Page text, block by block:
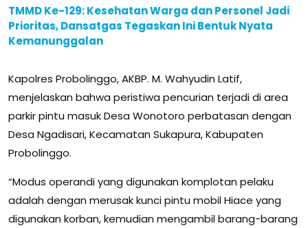
TMMD Ke-129: Kesehatan Warga dan Personel Jadi
Prioritas, Dansatgas Tegaskan Ini Bentuk Nyata
Kemanunggalan
Kapolres Probolinggo, AKBP. M. Wahyudin Latif,
menjelaskan bahwa peristiwa pencurian terjadi di area
parkir pintu masuk Desa Wonotoro perbatasan dengan
Desa Ngadisari, Kecamatan Sukapura, Kabupaten
Probolinggo.
“Modus operandi yang digunakan komplotan pelaku
adalah dengan merusak kunci pintu mobil Hiace yang
digunakan korban, kemudian mengambil barang-barang